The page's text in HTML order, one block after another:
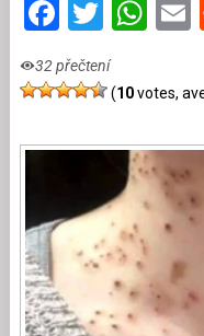
Facebook
32 přečtení
(10votes,